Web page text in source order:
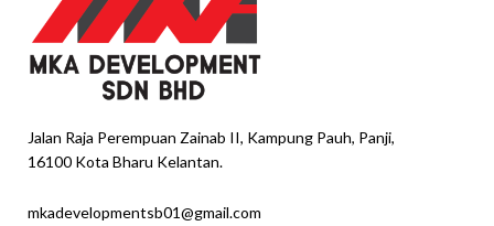
Jalan Raja Perempuan Zainab II, Kampung Pauh, Panji,
16100 Kota Bharu Kelantan.
mkadevelopmentsb01@gmail.com